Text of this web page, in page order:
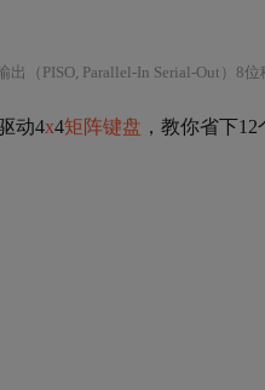
In Serial-Out）8位移位寄存器，广泛应用于嵌入
动4x4矩阵键盘 ，教你省下12